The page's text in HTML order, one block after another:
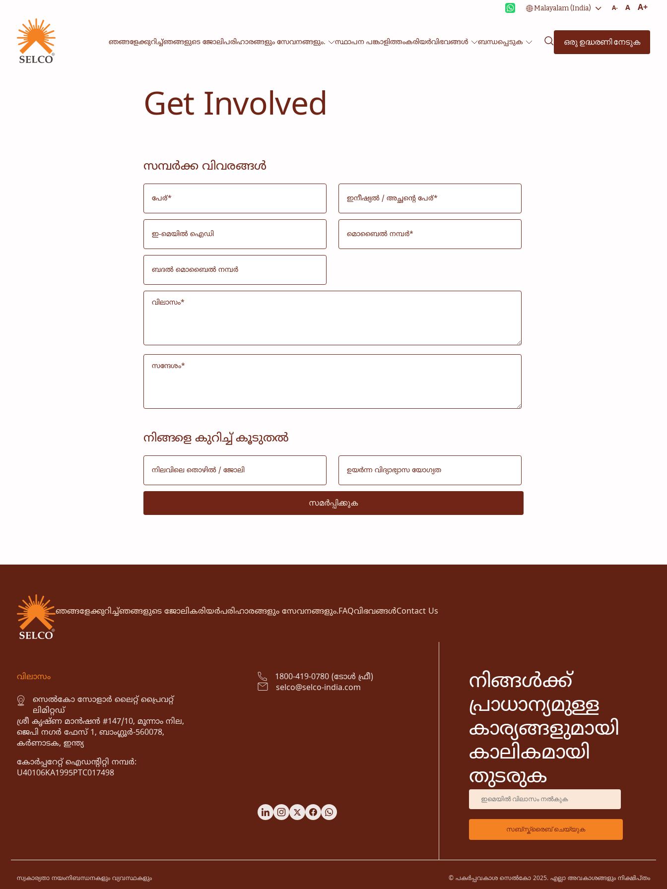
A- A A+
ഞങ്ങളേക്കുറിച്ച്ഞങ്ങളുടെ ജോലിപരിഹാരങ്ങളും സേവനങ്ങളും. സ്ഥാപന പങ്കാളിത്തംകരിയർവിഭവങ്ങൾ ബന്ധപ്പെടുക ഒരു ഉദ്ധരണി നേടുക
Get Involved
സമ്പർക്ക വിവരങ്ങൾ
നിങ്ങളെ കുറിച്ച് കൂടുതൽ
ഞങ്ങളേക്കുറിച്ച്ഞങ്ങളുടെ ജോലികരിയർപരിഹാരങ്ങളും സേവനങ്ങളും.FAQവിഭവങ്ങൾContact Us
വിലാസം
സെൽകോ സോളാർ ലൈറ്റ് പ്രൈവറ്റ്
ലിമിറ്റഡ്
ശ്രീ കൃഷ്ണ മാൻഷൻ #147/10, മൂന്നാം നില,
ജെപി നഗർ ഫേസ് 1, ബാംഗ്ലൂർ-560078,
കർണാടക, ഇന്ത്യ
കോർപ്പറേറ്റ് ഐഡൻ്റിറ്റി നമ്പർ:
U40106KA1995PTC017498
1800-419-0780 (ടോൾ ഫ്രീ)
selco@selco-india.com
നിങ്ങൾക്ക്
പ്രാധാന്യമുള്ള
കാര്യങ്ങളുമായി
കാലികമായി
തുടരുക
സ്വകാര്യതാ നയംനിബന്ധനകളും വ്യവസ്ഥകളും © പകർപ്പവകാശ സെൽകോ 2025. എല്ലാ അവകാശങ്ങളും നിക്ഷിപ്തം